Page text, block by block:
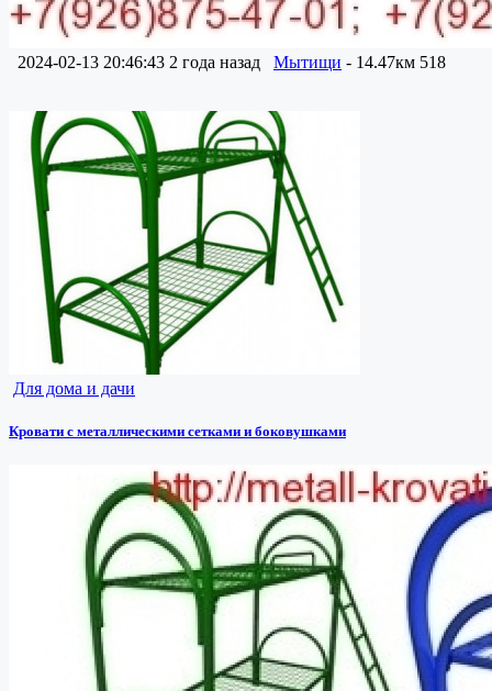
2024-02-13 20:46:43 2 года назад Мытищи - 14.47км 518
Для дома и дачи
Кровати с металлическими сетками и боковушками